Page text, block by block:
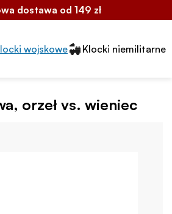
dostawa od 149 zł
segmentów2
wojskowe Klocki niemilitarne
orzeł vs. wieniec